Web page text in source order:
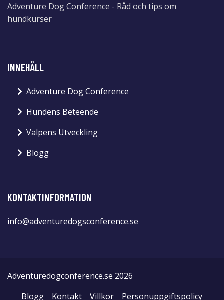
Adventure Dog Conference - Råd och tips om
hundkurser
INNEHÅLL
Adventure Dog Conference
Hundens Beteende
Valpens Utveckling
Blogg
KONTAKTINFORMATION
info@adventuredogsconference.se
Adventuredogconference.se 2026
Blogg
Kontakt Villkor Personuppgiftspolicy